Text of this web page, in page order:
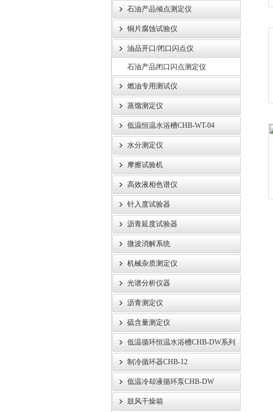
石油产品倾点测定仪
铜片腐蚀试验仪
油品开口/闭口闪点仪
石油产品闭口闪点测定仪
燃油专用测试仪
蒸馏测定仪
低温恒温水浴槽CHB-WT-04
水分测定仪
摩擦试验机
高效液相色谱仪
针入度试验器
沥青延度试验器
微波消解系统
机械杂质测定仪
光谱分析仪器
沥青测定仪
硫含量测定仪
低温循环恒温水浴槽CHB-DW系列
制冷循环器CHB-12
低温冷却液循环泵CHB-DW
鼓风干燥箱